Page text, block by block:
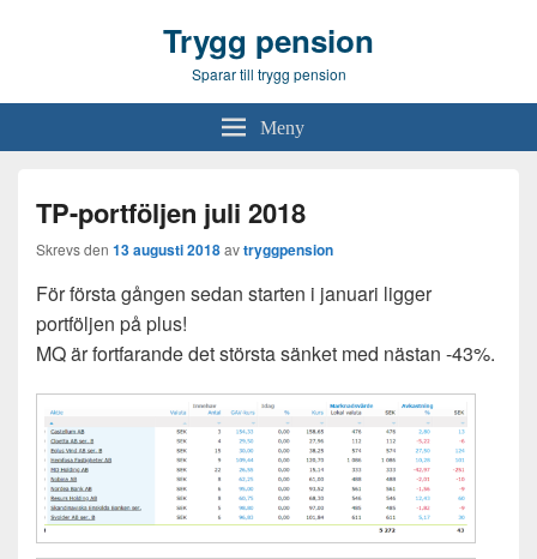
Trygg pension
Sparar till trygg pension
Meny
TP-portföljen juli 2018
Skrevs den 13 augusti 2018avtryggpension
För första gången sedan starten i januari ligger
portföljen på plus!
MQ är fortfarande det största sänket med nästan -43%.